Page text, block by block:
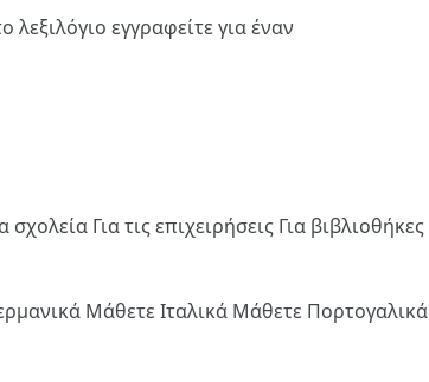
λεξιλόγιο εγγραφείτε για έναν
σχολεία Για τις επιχειρήσεις Για βιβλιοθήκες
Μάθετε Ιταλικά Μάθετε Πορτογαλικά